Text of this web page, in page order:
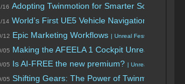
16 Adopting Twinmotion for Smarter Solutions
14 World’s First UE5 Vehicle Navigation:
12 Epic Marketing Workflows | Unreal Fest Orlando 2025
05 Making the AFEELA 1 Cockpit Unreal
05 Is AI-FREE the new premium? | Unreal Fest
05 Shifting Gears: The Power of Twinmotion for